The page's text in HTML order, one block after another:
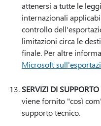
attenersi a tutte le
internazionali
controllo
limitazioni circa le
finale. Per altre
Microsoft
SERVIZI DI
viene fornito "così
supporto tecnico.